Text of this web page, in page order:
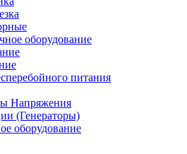
оборудование
питания
Напряжения
(Генераторы)
оборудование